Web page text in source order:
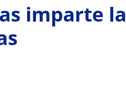
imparte la